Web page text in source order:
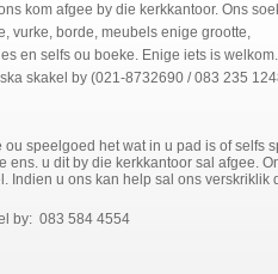
kom afgee by die kerkkantoor. Ons
vurke, borde, meubels enige grootte,
en selfs ou boeke. Enige iets is welkom.
skakel by (021-8732690 / 083 235
speelgoed het wat in u pad is of selfs
ens. u dit by die kerkkantoor sal afgee.
Indien u ons kan help sal ons verskriklik
by: 083 584 4554